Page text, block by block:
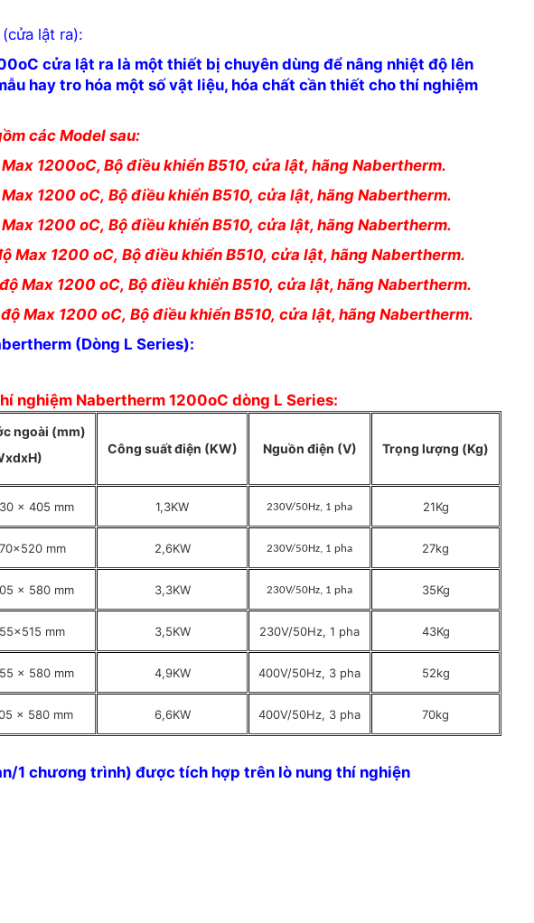
lật ra):
cửa lật ra là một thiết bị chuyên dùng để nâng nhiệt độ lên
hay tro hóa một số vật liệu, hóa chất cần thiết cho thí nghiệm
các Model sau:
1200oC, Bộ điều khiển B510, cửa lật, hãng Nabertherm.
1200 oC, Bộ điều khiển B510, cửa lật, hãng Nabertherm.
1200 oC, Bộ điều khiển B510, cửa lật, hãng Nabertherm.
Max 1200 oC, Bộ điều khiển B510, cửa lật, hãng Nabertherm.
Max 1200 oC, Bộ điều khiển B510, cửa lật, hãng Nabertherm.
Max 1200 oC, Bộ điều khiển B510, cửa lật, hãng Nabertherm.
(Dòng L Series):
nghiệm Nabertherm 1200oC dòng L Series:
ngoài (mm)
Công suất điện (KW) Nguồn điện (V) Trọng lượng (Kg)
x 405 mm 1,3KW 230V/50Hz, 1 pha 21Kg
mm 2,6KW 230V/50Hz, 1 pha 27kg
x 580 mm 3,3KW 230V/50Hz, 1 pha 35Kg
mm 3,5KW 230V/50Hz, 1 pha 43Kg
x 580 mm 4,9KW 400V/50Hz, 3 pha 52kg
x 580 mm 6,6KW 400V/50Hz, 3 pha 70kg
1 chương trình) được tích hợp trên lò nung thí nghiện